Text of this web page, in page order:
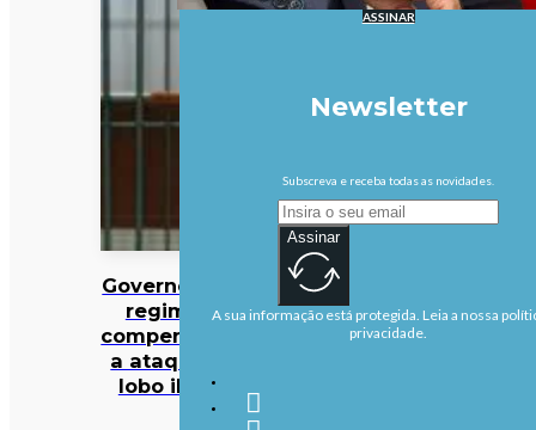
Governo altera
regime de
compensações
a ataques de
lobo ibérico
ASSINAR
Newsletter
Subscreva e receba todas as novidades.
Assinar
A sua informação está protegida. Leia a nossa
privacidade.